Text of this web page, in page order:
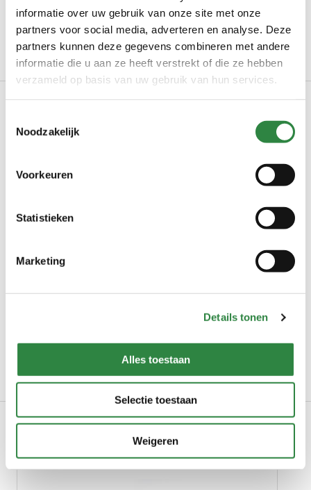
informatie over uw gebruik van onze site met onze
partners voor social media, adverteren en analyse. Deze
partners kunnen deze gegevens combineren met andere
informatie die u aan ze heeft verstrekt of die ze hebben
verzameld op basis van uw gebruik van hun services.
Noodzakelijk
Voorkeuren
Statistieken
Marketing
Details tonen
Alles toestaan
Selectie toestaan
Weigeren
uitzondering van de Waddeneilanden.
andere soorten graszaadhooi.
*Met uitzondering van de Waddeneilanden
Vrij van endofyten
Gerelateerde producten